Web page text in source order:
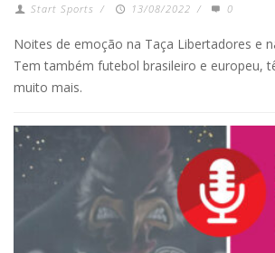
Start Sports / 13/08/2022 / 0
Noites de emoção na Taça Libertadores e
Tem também futebol brasileiro e europeu,
muito mais.